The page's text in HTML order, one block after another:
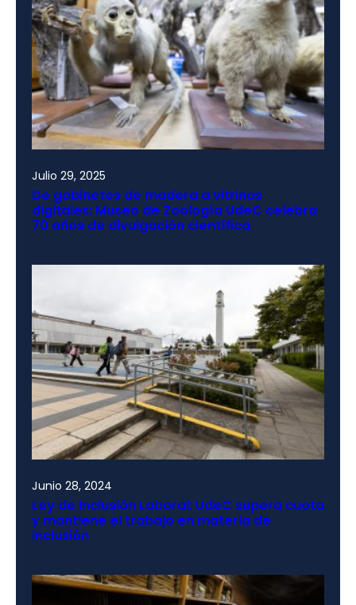
Julio 29, 2025
De gabinetes de madera a vitrinas
digitales: Museo de Zoología UdeC celebra
70 años de divulgación científica
Junio 28, 2024
Ley de Inclusión Laboral: UdeC supera cuota
y mantiene el trabajo en materia de
inclusión